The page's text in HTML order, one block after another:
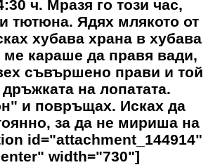
ч. Мразя го този час,
тютюна. Ядях млякото от
хубава храна в хубава
ме караше да правя вади,
съвършено прави и той
на лопатата.
и повръщах. Исках да
за да не мириша на
id="attachment_144914"
width="730"]